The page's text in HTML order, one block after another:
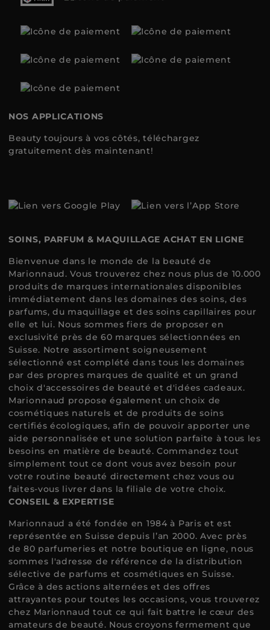
NOS APPLICATIONS
Beauty toujours à vos côtés, téléchargez
gratuitement dès maintenant!
SOINS, PARFUM & MAQUILLAGE ACHAT EN LIGNE
Bienvenue dans le monde de la beauté de
Marionnaud. Vous trouverez chez nous plus de 10.000
produits de marques internationales disponibles
immédiatement dans les domaines des soins, des
parfums, du maquillage et des soins capillaires pour
elle et lui. Nous sommes fiers de proposer en
exclusivité près de 60 marques sélectionnées en
Suisse. Notre assortiment soigneusement
sélectionné est complété dans tous les domaines
par des propres marques de qualité et un grand
choix d'accessoires de beauté et d'idées cadeaux.
Marionnaud propose également un choix de
cosmétiques naturels et de produits de soins
certifiés écologiques, afin de pouvoir apporter une
aide personnalisée et une solution parfaite à tous les
besoins en matière de beauté. Commandez tout
simplement tout ce dont vous avez besoin pour
votre routine beauté directement chez vous ou
faites-vous livrer dans la filiale de votre choix.
CONSEIL & EXPERTISE
Marionnaud a été fondée en 1984 à Paris et est
représentée en Suisse depuis l’an 2000. Avec près
de 80 parfumeries et notre boutique en ligne, nous
sommes l'adresse de référence de la distribution
sélective de parfums et cosmétiques en Suisse.
Grâce à des actions alternées et des offres
attrayantes pour toutes les occasions, vous trouverez
chez Marionnaud tout ce qui fait battre le cœur des
amateurs de beauté. Nous croyons fermement que